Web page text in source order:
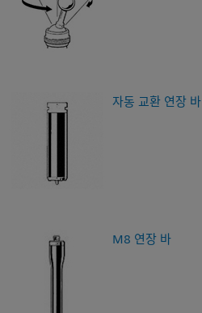
자동 교환 연장 바
M8 연장 바